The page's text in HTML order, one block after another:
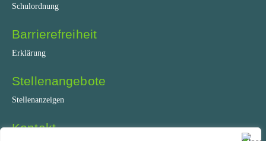
Schulordnung
Barrierefreiheit
Erklärung
Stellenangebote
Stellenanzeigen
Kontakt